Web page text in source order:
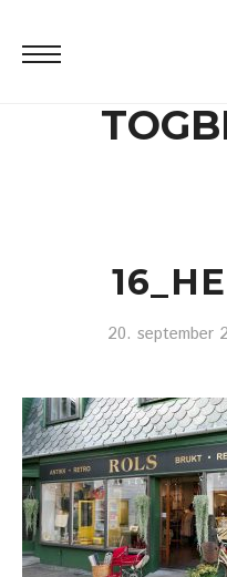
20. september